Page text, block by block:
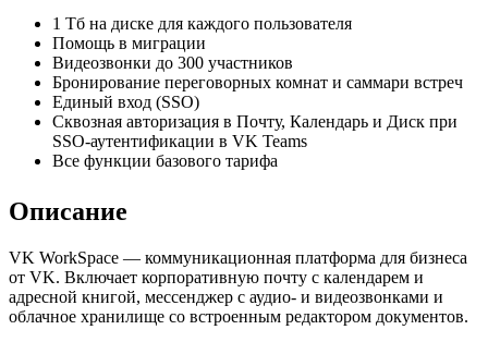
1 Тб на диске для каждого пользователя
Помощь в миграции
Видеозвонки до 300 участников
Бронирование переговорных комнат и саммари встреч
Единый вход (SSO)
Сквозная авторизация в Почту, Календарь и Диск при
SSO-аутентификации в VK Teams
Все функции базового тарифа
Описание
VK WorkSpace — коммуникационная платформа для бизнеса
от VK. Включает корпоративную почту с календарем и
адресной книгой, мессенджер с аудио- и видеозвонками и
облачное хранилище со встроенным редактором документов.